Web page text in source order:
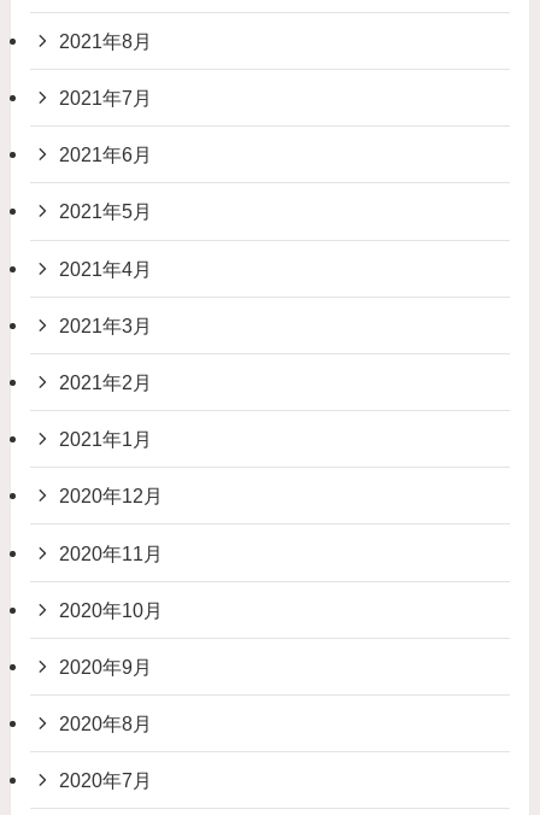
2021年8月
2021年7月
2021年6月
2021年5月
2021年4月
2021年3月
2021年2月
2021年1月
2020年12月
2020年11月
2020年10月
2020年9月
2020年8月
2020年7月